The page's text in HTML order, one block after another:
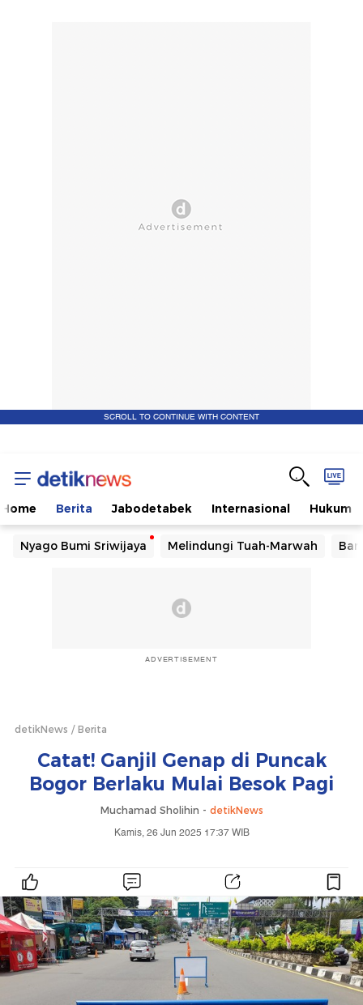
SCROLL TO CONTINUE WITH CONTENT
Home Berita Jabodetabek Internasional Hukum
Nyago Bumi Sriwijaya Melindungi Tuah-Marwah
ADVERTISEMENT
detikNews Berita
Catat! Ganjil Genap di Puncak
Bogor Berlaku Mulai Besok Pagi
Muchamad Sholihin - detikNews
Kamis, 26 Jun 2025 17:37 WIB